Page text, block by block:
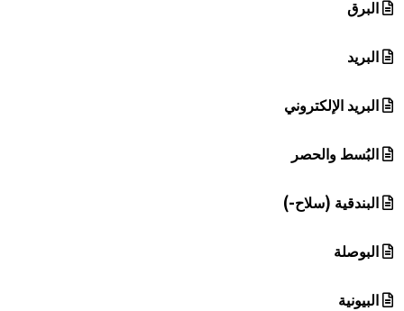
البرق
البريد
البريد الإلكتروني
البُسط والحصر
البندقية (سلاح-)
البوصلة
البيونية